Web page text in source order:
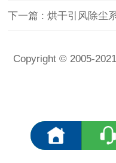
下一篇 : 烘干引风除尘
Copyright © 2005-
<